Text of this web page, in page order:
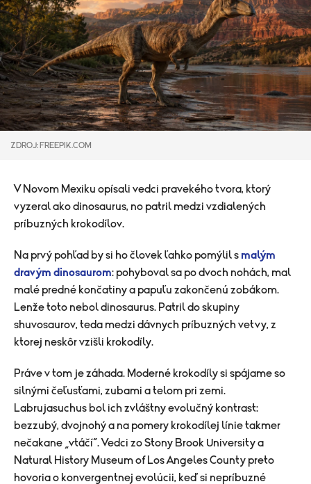
ZDROJ: FREEPIK.COM
V Novom Mexiku opísali vedci pravekého tvora, ktorý
vyzeral ako dinosaurus, no patril medzi vzdialených
príbuzných krokodílov.
Na prvý pohľad by si ho človek ľahko pomýlil s malým
dravým dinosaurom: pohyboval sa po dvoch nohách, mal
malé predné končatiny a papuľu zakončenú zobákom.
Lenže toto nebol dinosaurus. Patril do skupiny
shuvosaurov, teda medzi dávnych príbuzných vetvy, z
ktorej neskôr vzišli krokodíly.
Práve v tom je záhada. Moderné krokodíly si spájame so
silnými čeľusťami, zubami a telom pri zemi.
Labrujasuchus bol ich zvláštny evolučný kontrast:
bezzubý, dvojnohý a na pomery krokodílej línie takmer
nečakane „vtáčí“. Vedci zo Stony Brook University a
Natural History Museum of Los Angeles County preto
hovoria o konvergentnej evolúcii, keď si nepríbuzné